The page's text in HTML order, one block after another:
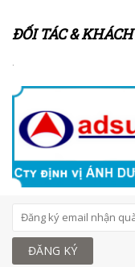
ĐỐI TÁC &
.
ĐĂNG KÝ